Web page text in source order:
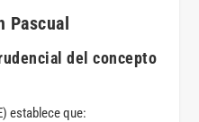
Pascual
del concepto
establece que: